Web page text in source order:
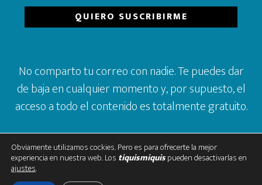
No comparto tu correo con nadie. Te puedes dar
de baja en cualquier momento y, por supuesto, el
acceso a todo el contenido es totalmente gratuito.
Obviamente utilizamos cockies. Pero es para ofrecerte la mejor
experiencia en nuestra web. Los tiquismiquispueden desactivarlas en
ajustes.